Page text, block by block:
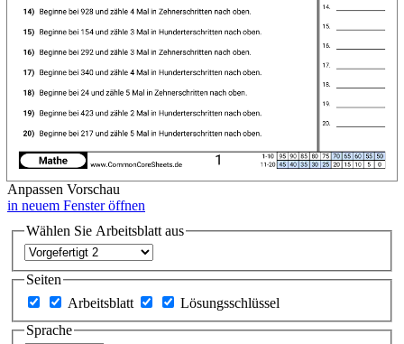
Anpassen Vorschau
in neuem Fenster öffnen
Wählen Sie Arbeitsblatt aus
Seiten
Arbeitsblatt
Lösungsschlüssel
Sprache